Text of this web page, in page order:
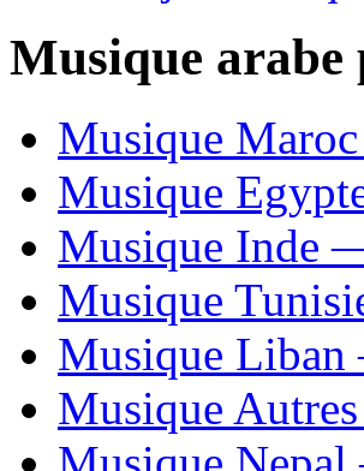
Musique arabe